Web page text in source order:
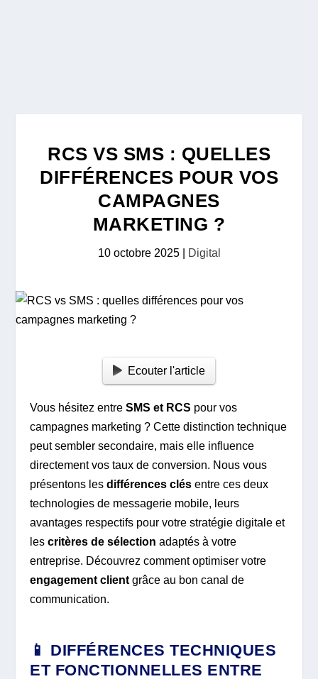
RCS VS SMS : QUELLES
DIFFÉRENCES POUR VOS
CAMPAGNES
MARKETING ?
10 octobre 2025| Digital
Ecouter l'article
Vous hésitez entreSMS et RCS pour vos
campagnes marketing ? Cette distinction technique
peut sembler secondaire, mais elle influence
directement vos taux de conversion. Nous vous
présentons lesdifférences clés entre ces deux
technologies de messagerie mobile, leurs
avantages respectifs pour votre stratégie digitale et
lescritères de sélection adaptés à votre
entreprise. Découvrez comment optimiser votre
engagement client grâce au bon canal de
communication.
📱 DIFFÉRENCES TECHNIQUES
ET FONCTIONNELLES ENTRE